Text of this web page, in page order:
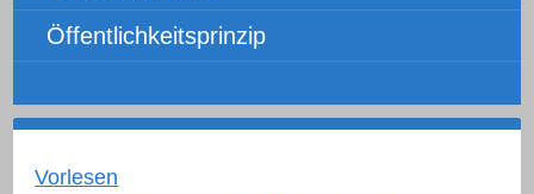
Öffentlichkeitsprinzip
Vorlesen